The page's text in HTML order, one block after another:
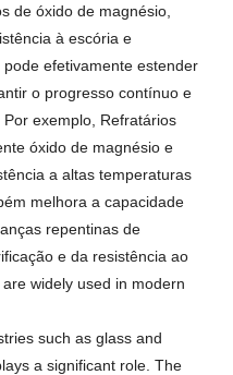
de óxido de magnésio,
à escória e
efetivamente estender
o progresso contínuo e
exemplo, Refratários
óxido de magnésio e
a altas temperaturas
melhora a capacidade
repentinas de
e da resistência ao
are widely used in modern
such as glass and
a significant role. The